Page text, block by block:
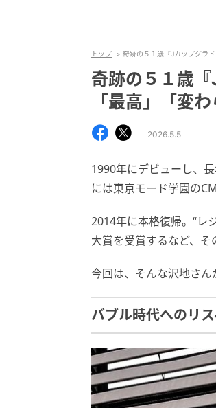
トップ 奇跡の５１歳『Jカップグラ
奇跡の５１歳
「最高」「変
2026.5.5
1990年にデビューし、
には東京モード学園の
2014年に本格復帰。“レ
大賞を受賞するなど、そ
今回は、そんな沢地さ
バブル時代へのリ